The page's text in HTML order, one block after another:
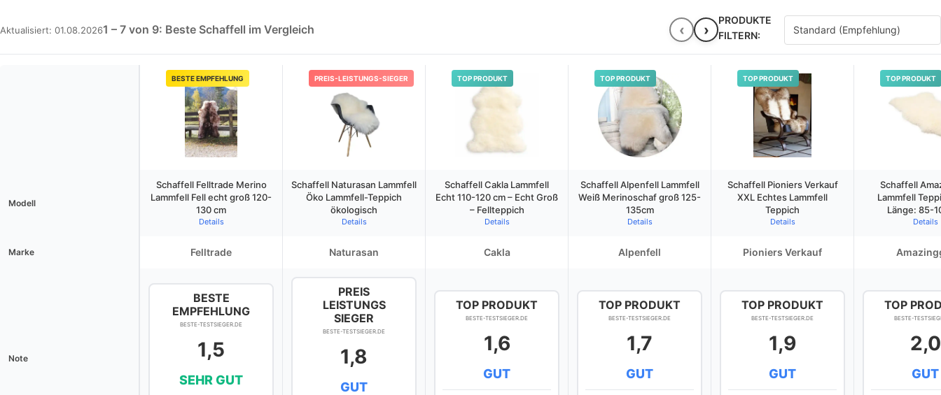
Aktualisiert: 01.08.20261 – 7 von 9: Beste Schaffell im Vergleich ‹ ›
PRODUKTE
FILTERN:
BESTE EMPFEHLUNG PREIS-LEISTUNGS-SIEGER TOP PRODUKT TOP PRODUKT TOP PRODUKT TOP PRODUKT
Modell
Schaffell Felltrade Merino
Lammfell Fell echt groß 120-
130 cm
Details
Schaffell Naturasan Lammfell
Öko Lammfell-Teppich
ökologisch
Details
Schaffell Cakla Lammfell
Echt 110-120 cm – Echt Groß
– Fellteppich
Details
Schaffell Alpenfell Lammfell
Weiß Merinoschaf groß 125-
135cm
Details
Schaffell Pioniers Verkauf
XXL Echtes Lammfell
Teppich
Details
Schaffell
Lammfell
Länge: 85-
Details
Marke Felltrade Naturasan Cakla Alpenfell Pioniers Verkauf
Note
BESTE
EMPFEHLUNG
BESTE-TESTSIEGER.DE
1,5
SEHR GUT
PREIS
LEISTUNGS
SIEGER
BESTE-TESTSIEGER.DE
1,8
GUT
TOP PRODUKT
BESTE-TESTSIEGER.DE
1,6
GUT
TOP PRODUKT
BESTE-TESTSIEGER.DE
1,7
GUT
TOP PRODUKT
BESTE-TESTSIEGER.DE
1,9
GUT
TOP
BESTE-
2,0
GUT